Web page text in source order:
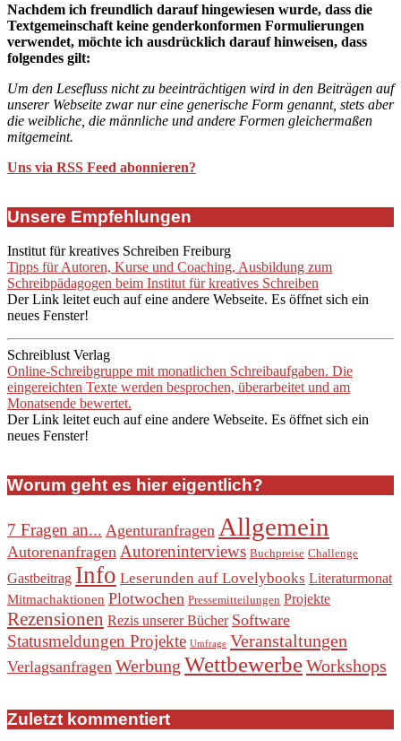
Nachdem ich freundlich darauf hingewiesen wurde, dass die
Textgemeinschaft keine genderkonformen Formulierungen
verwendet, möchte ich ausdrücklich darauf hinweisen, dass
folgendes gilt:
Um den Lesefluss nicht zu beeinträchtigen wird in den Beiträgen auf
unserer Webseite zwar nur eine generische Form genannt, stets aber
die weibliche, die männliche und andere Formen gleichermaßen
mitgemeint.
Uns via RSS Feed abonnieren?
Unsere Empfehlungen
Institut für kreatives Schreiben Freiburg
Tipps für Autoren, Kurse und Coaching, Ausbildung zum
Schreibpädagogen beim Institut für kreatives Schreiben
Der Link leitet euch auf eine andere Webseite. Es öffnet sich ein
neues Fenster!
Schreiblust Verlag
Online-Schreibgruppe mit monatlichen Schreibaufgaben. Die
eingereichten Texte werden besprochen, überarbeitet und am
Monatsende bewertet.
Der Link leitet euch auf eine andere Webseite. Es öffnet sich ein
neues Fenster!
Worum geht es hier eigentlich?
7 Fragen an... Agenturanfragen Allgemein
Autorenanfragen Autoreninterviews Buchpreise Challenge
Gastbeitrag Info Leserunden auf Lovelybooks Literaturmonat
Mitmachaktionen Plotwochen Pressemitteilungen Projekte
Rezensionen Rezis unserer Bücher Software
Statusmeldungen Projekte Umfrage Veranstaltungen
Verlagsanfragen Werbung WettbewerbeWorkshops
Zuletzt kommentiert